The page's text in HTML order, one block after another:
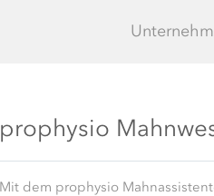
prophysio
Mit dem prophysio